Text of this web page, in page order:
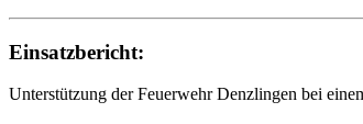
Einsatzbericht:
Unterstützung der Feuerwehr Denzlingen bei